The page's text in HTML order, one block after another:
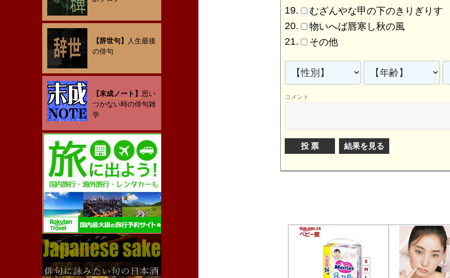
【辞世句】 人生最後
の俳句
【末成ノート】 思い
つかない時の俳句雑
学
むざんやな甲の下のきりぎりす
物いへば唇寒し秋の風
その他
コメント